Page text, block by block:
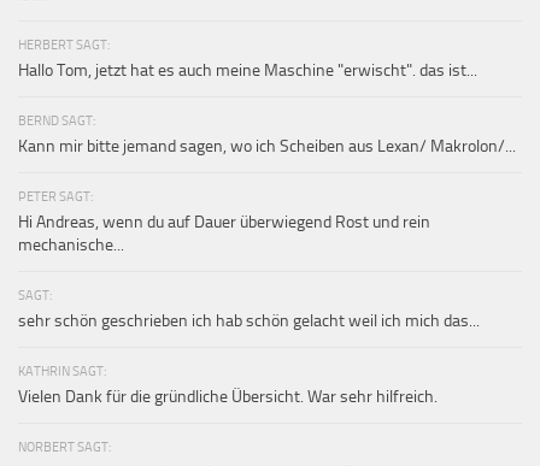
HERBERT SAGT:
Hallo Tom, jetzt hat es auch meine Maschine "erwischt". das ist...
BERND SAGT:
Kann mir bitte jemand sagen, wo ich Scheiben aus Lexan/ Makrolon/...
PETER SAGT:
Hi Andreas, wenn du auf Dauer überwiegend Rost und rein
mechanische...
SAGT:
sehr schön geschrieben ich hab schön gelacht weil ich mich das...
KATHRIN SAGT:
Vielen Dank für die gründliche Übersicht. War sehr hilfreich.
NORBERT SAGT: